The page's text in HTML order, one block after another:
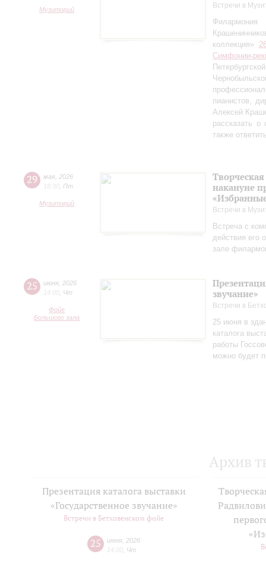
Музиторий Встречи в
коллекция»
Симфонии-
пианистов,
Алексей
рассказать
также
29 мая 2026
18:30 Пт
Музиторий
накануне
Встречи в
Встреча с
действия его
зале
25 июня 2026
14:00 Чт
Фойе
Большого зала
звучание»
Встречи в
25 июня в
каталога
работы
можно будет
Архив
Презентация каталога выставки
«Государственное звучание»
Встречи в Бетховенском фойе
25 июня 2026
14:00 Чт